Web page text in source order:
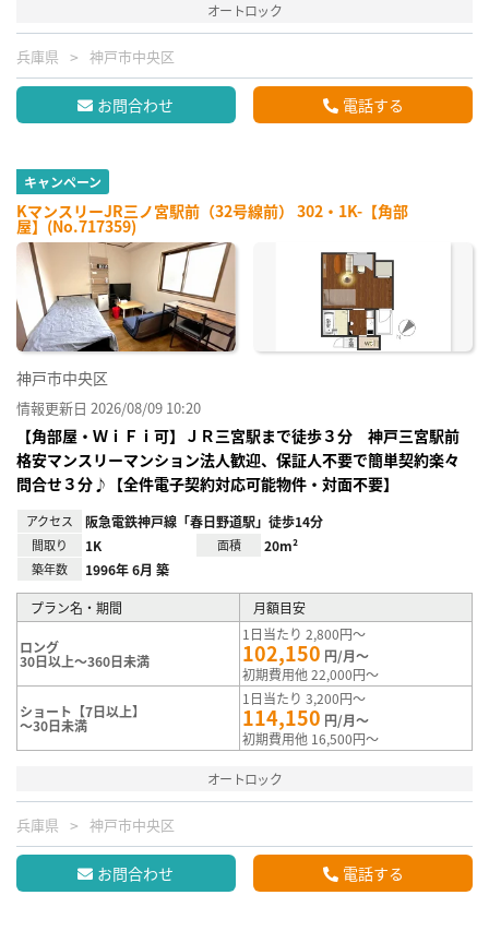
オートロック
兵庫県 神戸市中央区
お問合わせ 電話する
キャンペーン
KマンスリーJR三ノ宮駅前（32号線前） 302・1K-【角部
屋】(No.717359)
神戸市中央区
情報更新日 2026/08/09 10:20
【角部屋・ＷｉＦｉ可】ＪＲ三宮駅まで徒歩３分 神戸三宮駅前
格安マンスリーマンション法人歓迎、保証人不要で簡単契約楽々
問合せ３分♪【全件電子契約対応可能物件・対面不要】
アクセス 阪急電鉄神戸線「春日野道駅」徒歩14分
間取り 1K 面積 20m²
築年数 1996年 6月 築
プラン名・期間 月額目安
ロング
30日以上～360日未満
1日当たり 2,800円～
102,150 円/月～
初期費用他 22,000円～
ショート【7日以上】
～30日未満
1日当たり 3,200円～
114,150 円/月～
初期費用他 16,500円～
オートロック
兵庫県 神戸市中央区
お問合わせ 電話する